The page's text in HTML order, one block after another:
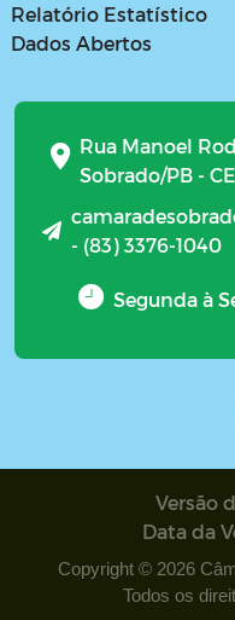
Relatório Estatístico
Dados Abertos
Rua Manoel
Sobrado/PB -
- (83) 3376-1040
Segunda à
Versão
Data da
Copyright © 2026
Todos os